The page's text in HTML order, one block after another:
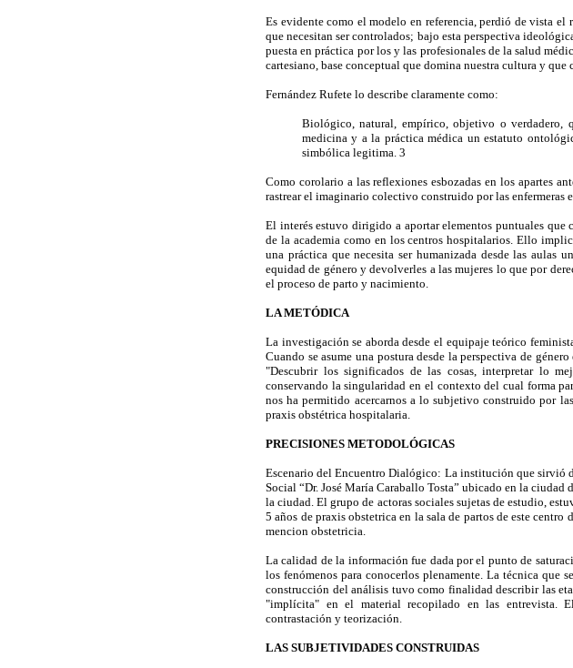
Es evidente como el modelo en referencia, perdió de vista
que necesitan ser controlados; bajo esta perspectiva
puesta en práctica por los y las profesionales de la salud
cartesiano, base conceptual que domina nuestra cultura y que
Fernández Rufete lo describe claramente como:
Biológico, natural, empírico, objetivo o
medicina y a la práctica médica un estatuto
simbólica legitima. 3
Como corolario a las reflexiones esbozadas en los apartes
rastrear el imaginario colectivo construido por las enfermeras
El interés estuvo dirigido a aportar elementos puntuales
de la academia como en los centros hospitalarios. Ello
una práctica que necesita ser humanizada desde las aulas
equidad de género y devolverles a las mujeres lo que por
el proceso de parto y nacimiento.
LA METÓDICA
La investigación se aborda desde el equipaje teórico
Cuando se asume una postura desde la perspectiva de
"Descubrir los significados de las cosas, interpretar lo
conservando la singularidad en el contexto del cual forma
nos ha permitido acercarnos a lo subjetivo construido por
praxis obstétrica hospitalaria.
PRECISIONES METODOLÓGICAS
Escenario del Encuentro Dialógico: La institución que sirvió
Social “Dr. José María Caraballo Tosta” ubicado en la
la ciudad. El grupo de actoras sociales sujetas de estudio,
5 años de praxis obstetrica en la sala de partos de este
mencion obstetricia.
La calidad de la información fue dada por el punto de
los fenómenos para conocerlos plenamente. La técnica
construcción del análisis tuvo como finalidad describir las
"implícita" en el material recopilado en las entrevista.
contrastación y teorización.
LAS SUBJETIVIDADES CONSTRUIDAS